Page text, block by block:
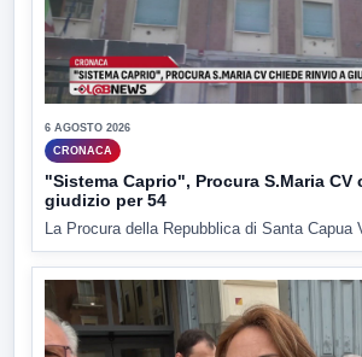
6 AGOSTO 2026
CRONACA
"Sistema Caprio", Procura S.Maria CV
giudizio per 54
La Procura della Repubblica di Santa Capua